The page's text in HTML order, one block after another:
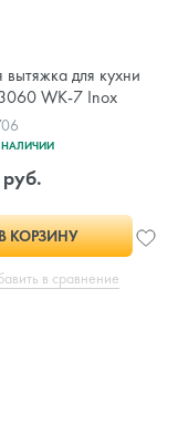
вытяжка для кухни
WK-7 Inox
НАЛИЧИИ
КОРЗИНУ
в сравнение